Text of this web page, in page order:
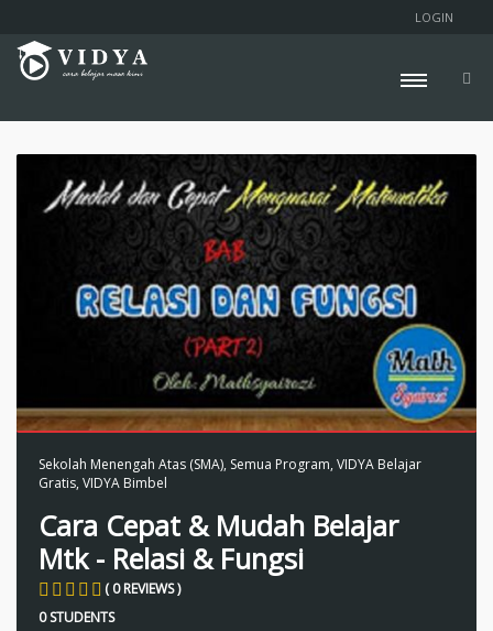
LOGIN
Sekolah Menengah Atas (SMA), Semua Program, VIDYA Belajar
Gratis, VIDYA Bimbel
Cara Cepat & Mudah Belajar
Mtk - Relasi & Fungsi
( 0 REVIEWS )
0 STUDENTS